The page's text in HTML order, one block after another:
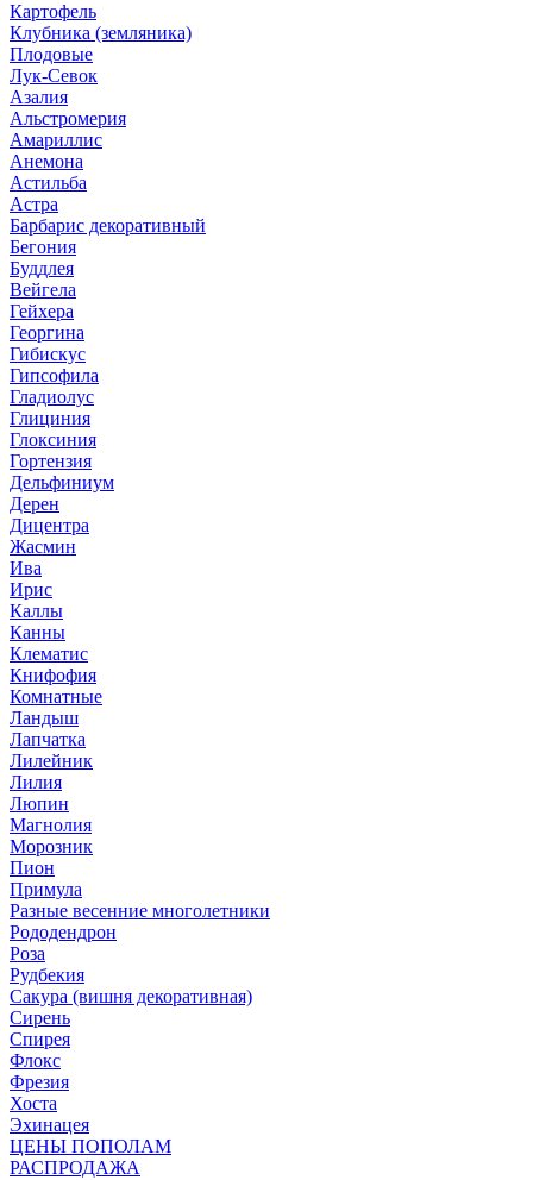
Картофель
Клубника (земляника)
Плодовые
Лук-Севок
Азалия
Альстромерия
Амариллис
Анемона
Астильба
Астра
Барбарис декоративный
Бегония
Буддлея
Вейгела
Гейхера
Георгина
Гибискус
Гипсофила
Гладиолус
Глициния
Глоксиния
Гортензия
Дельфиниум
Дерен
Дицентра
Жасмин
Ива
Ирис
Каллы
Канны
Клематис
Книфофия
Комнатные
Ландыш
Лапчатка
Лилейник
Лилия
Люпин
Магнолия
Морозник
Пион
Примула
Разные весенние многолетники
Рододендрон
Роза
Рудбекия
Сакура (вишня декоративная)
Сирень
Спирея
Флокс
Фрезия
Хоста
Эхинацея
ЦЕНЫ ПОПОЛАМ
РАСПРОДАЖА